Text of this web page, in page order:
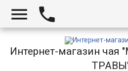
 
Интернет-магазин